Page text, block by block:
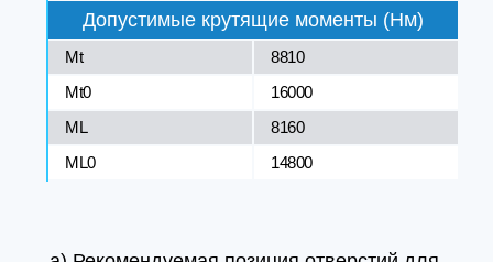
Допустимые крутящие моменты (Нм)
Mt
8810
Mt0
16000
ML
8160
ML0
14800